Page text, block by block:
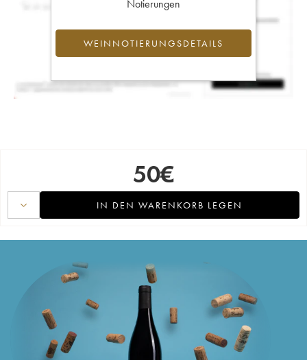
Notierungen
WEINNOTIERUNGSDETAILS
50€
IN DEN WARENKORB LEGEN